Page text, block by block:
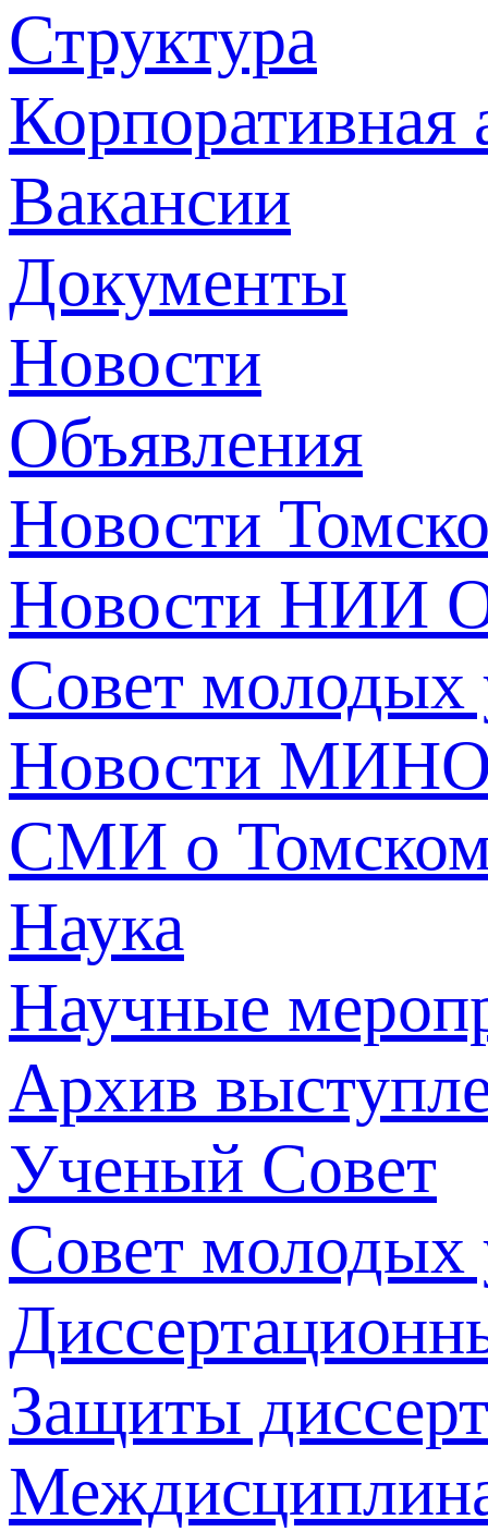
Структура
Корпоративная
Вакансии
Документы
Новости
Объявления
Новости
Новости НИИ
Совет молодых
Новости
СМИ о
Наука
Научные
Архив
Ученый Совет
Совет молодых
Защиты